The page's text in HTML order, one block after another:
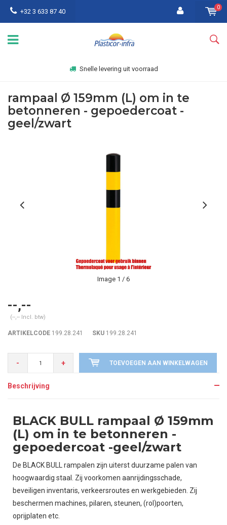
+32 3 633 87 40
0
Snelle levering uit voorraad
rampaal Ø 159mm (L) om in te
betonneren - gepoedercoat -
geel/zwart
Image 1 / 6
--,--
(--,-- Incl. btw)
ARTIKELCODE 199.28.241 SKU 199.28.241
- + TOEVOEGEN AAN WINKELWAGEN
Beschrijving
BLACK BULL rampaal Ø 159mm
(L) om in te betonneren -
gepoedercoat -geel/zwart
De BLACK BULL rampalen zijn uiterst duurzame palen van
hoogwaardig staal. Zij voorkomen aanrijdingsschade,
beveiligen inventaris, verkeersroutes en werkgebieden. Zij
beschermen machines, pilaren, steunen, (rol)poorten,
oprijplaten etc.